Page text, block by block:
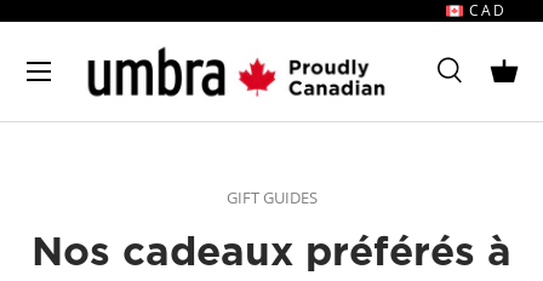
Passer au contenu
CAD
Rechercher
Rechercher
GIFT GUIDES
Nos cadeaux préférés à